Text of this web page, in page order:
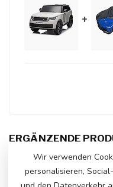
+
ERGÄNZENDE
Range
Auf Lager
Wir verwenden
personalisieren,